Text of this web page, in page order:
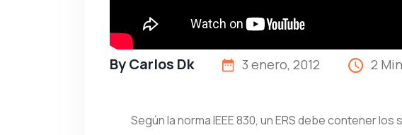
ByCarlos Dk 3 enero, 2012 2 Min
Según la norma IEEE 830, un ERS debe contener